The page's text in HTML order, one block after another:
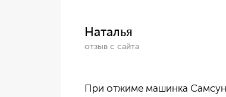
Наталья
отзыв с сайта
При отжиме машинка